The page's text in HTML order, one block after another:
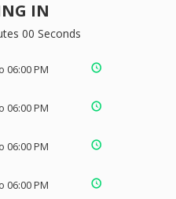
IN
00 Seconds
06:00 PM
06:00 PM
06:00 PM
06:00 PM